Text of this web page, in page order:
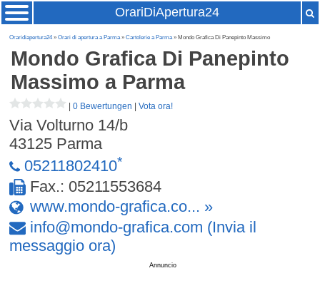
OrariDiApertura24
Oraridiapertura24»Orari di apertura a Parma»Cartolerie a Parma» Mondo Grafica Di Panepinto Massimo
Mondo Grafica Di Panepinto
Massimo a Parma
|0 Bewertungen |Vota ora!
Via Volturno 14/b
43125 Parma
05211802410*
Fax.: 05211553684
www.mondo-grafica.co... »
info@mondo-grafica.com (Invia il
messaggio ora)
Annuncio